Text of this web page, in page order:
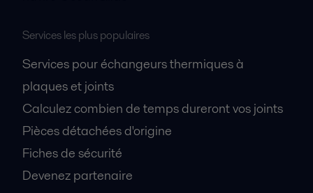
Services les plus populaires
Services pour échangeurs thermiques à
plaques et joints
Calculez combien de temps dureront vos joints
Pièces détachées d'origine
Fiches de sécurité
Devenez partenaire